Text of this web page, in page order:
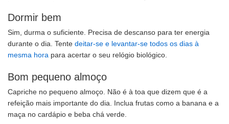
Dormir bem
Sim, durma o suficiente. Precisa de descanso para ter energia
durante o dia. Tente deitar-se e levantar-se todos os dias à
mesma hora para acertar o seu relógio biológico.
Bom pequeno almoço
Capriche no pequeno almoço. Não é à toa que dizem que é a
refeição mais importante do dia. Inclua frutas como a banana e a
maça no cardápio e beba chá verde.